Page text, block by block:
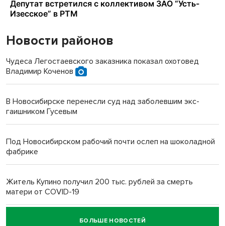
Новости районов
Чудеса Легостаевского заказника показал охотовед
Владимир Коченов
В Новосибирске перенесли суд над заболевшим экс-
гаишником Гусевым
Под Новосибирском рабочий почти ослеп на шоколадной
фабрике
Житель Купино получил 200 тыс. рублей за смерть
матери от COVID-19
Новосибирский суд наказал водителя за смерть
БОЛЬШЕ НОВОСТЕЙ